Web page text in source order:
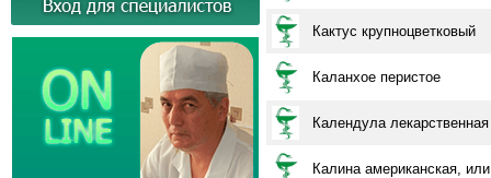
Кактус крупноцветковый
Каланхое перистое
Календула
Калина американская,